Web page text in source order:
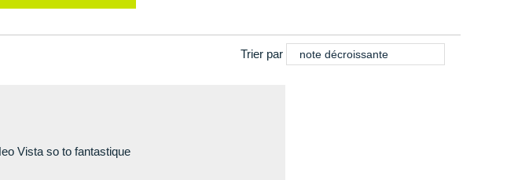
Trier par note décroissante
Vista so to fantastique